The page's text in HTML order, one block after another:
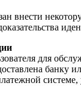
некоторую
для
платежной системе, в
желает